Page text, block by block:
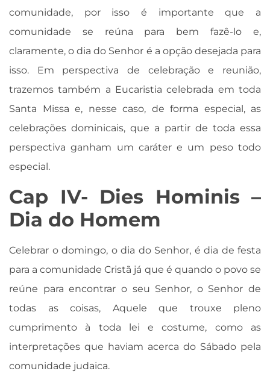
comunidade, por isso é importante que a
comunidade se reúna para bem fazê-lo e,
claramente, o dia do Senhor é a opção desejada para
isso. Em perspectiva de celebração e reunião,
trazemos também a Eucaristia celebrada em toda
Santa Missa e, nesse caso, de forma especial, as
celebrações dominicais, que a partir de toda essa
perspectiva ganham um caráter e um peso todo
especial.
Cap IV- Dies Hominis –
Dia do Homem
Celebrar o domingo, o dia do Senhor, é dia de festa
para a comunidade Cristã já que é quando o povo se
reúne para encontrar o seu Senhor, o Senhor de
todas as coisas, Aquele que trouxe pleno
cumprimento à toda lei e costume, como as
interpretações que haviam acerca do Sábado pela
comunidade judaica.